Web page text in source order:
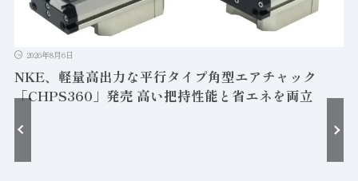
2026年8月6日
NKE、軽量高出力な平行タイプ角型エアチャック
「CHPS360」発売 高い把持性能と省エネを両立